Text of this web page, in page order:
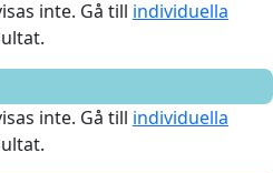
inte. Gå till individuella
inte. Gå till individuella